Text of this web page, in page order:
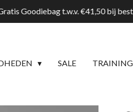
Goodiebag t.w.v. €41,50 bij
SALE